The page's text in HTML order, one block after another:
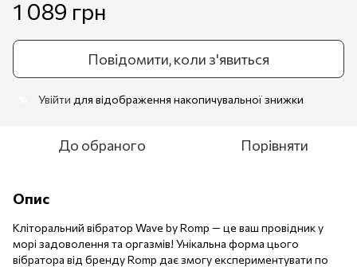
1 089 грн
Повідомити, коли з'явиться
Увійти для відображення накопичувальної знижки
До обраного Порівняти
Опис
Кліторальний вібратор Wave by Romp — це ваш провідник у
морі задоволення та оргазмів! Унікальна форма цього
вібратора від бренду Romp дає змогу експериментувати по